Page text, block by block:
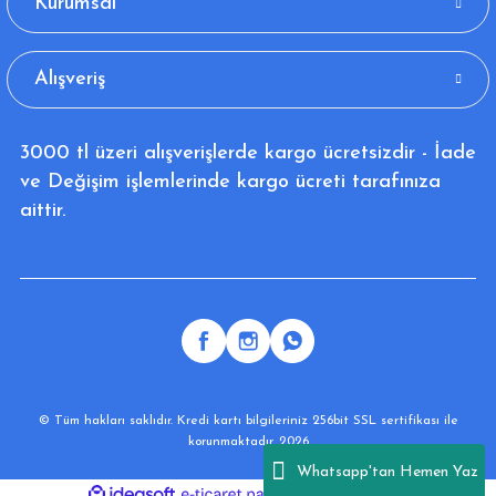
Whatsapp'tan Hemen Yaz
Alışveriş
3000 tl üzeri alışverişlerde kargo ücretsizdir - İade
ve Değişim işlemlerinde kargo ücreti tarafınıza
aittir.
© Tüm hakları saklıdır. Kredi kartı bilgileriniz 256bit SSL sertifikası ile
korunmaktadır. 2026
ideasoft